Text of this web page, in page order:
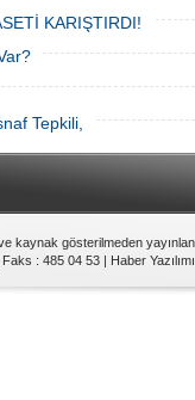
KARIŞTIRDI!
Tepkili,
kaynak gösterilmeden
: 485 04 53 | Haber Yazılımı